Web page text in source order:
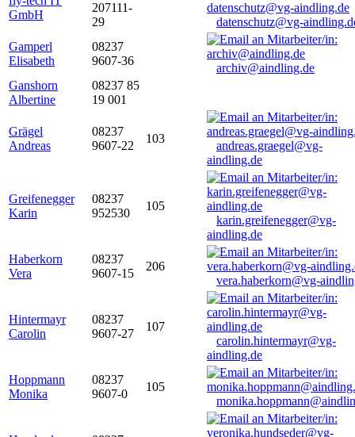
GmbH
207111-
29
datenschutz@vg-
Gamperl
Elisabeth
08237
9607-36
archiv@aindling.de
Ganshorn
Albertine
08237 85
19 001
Grägel
Andreas
08237
9607-22
103
andreas.graegel@vg-
aindling.de
Greifenegger
Karin
08237
952530
105
karin.greifenegger@vg-
aindling.de
Haberkorn
Vera
08237
9607-15
206
vera.haberkorn@vg-
Hintermayr
Carolin
08237
9607-27
107
carolin.hintermayr@vg-
aindling.de
Hoppmann
Monika
08237
9607-0
105